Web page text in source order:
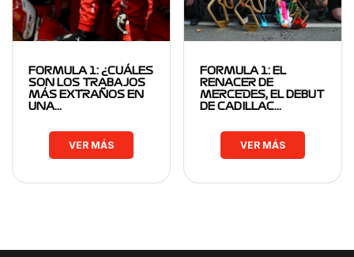
FORMULA 1: ¿CUÁLES
SON LOS TRABAJOS
MÁS EXTRAÑOS EN
UNA…
VER MÁS
FORMULA 1: EL
RENACER DE
MERCEDES, EL DEBUT
DE CADILLAC…
VER MÁS